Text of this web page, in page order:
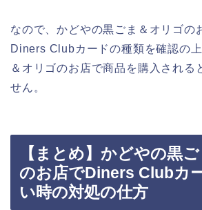
なので、かどやの黒ごま＆オリゴの
Diners Clubカードの種類を確認の
＆オリゴのお店で商品を購入される
せん。
【まとめ】かどやの黒
のお店でDiners Clubカ
い時の対処の仕方